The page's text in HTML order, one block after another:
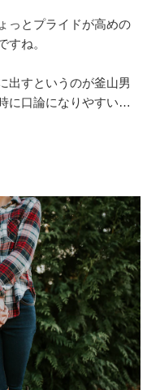
っとプライドが高めの
すね。
出すというのが釜山男
に口論になりやすい…